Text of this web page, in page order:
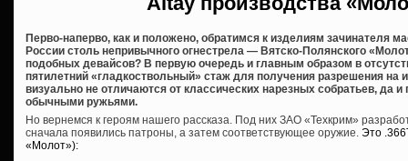
Перво-наперво, как и положено, обратимся к изделиям зачинателя
России столь непривычного огнестрела — Вятско-Полянского
подобных девайсов? В первую очередь и главным образом в
пятилетний «гладкоствольный» стаж для получения разрешения на
визуально не отличаются от классических нарезных собратьев, да
обычными ружьями.
Но вернемся к героям нашего рассказа. Под них ЗАО «Техкрим»
сначала появились патроны, а затем соответствующее оружие. Это
«Молот»):